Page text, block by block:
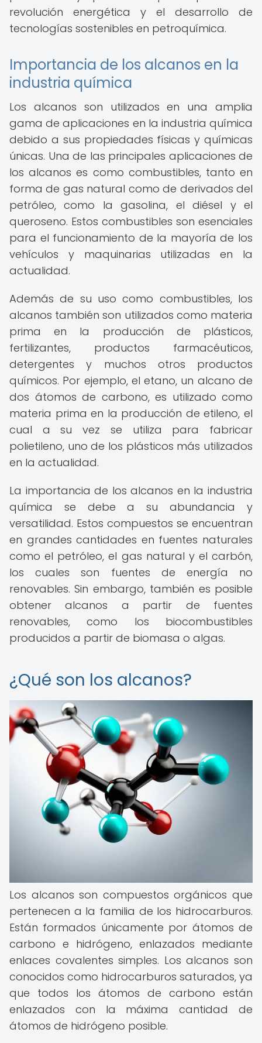
revolución energética y el desarrollo de
tecnologías sostenibles en petroquímica.
Importancia de los alcanos en la
industria química
Los alcanos son utilizados en una amplia
gama de aplicaciones en la industria química
debido a sus propiedades físicas y químicas
únicas. Una de las principales aplicaciones de
los alcanos es como combustibles, tanto en
forma de gas natural como de derivados del
petróleo, como la gasolina, el diésel y el
queroseno. Estos combustibles son esenciales
para el funcionamiento de la mayoría de los
vehículos y maquinarias utilizadas en la
actualidad.
Además de su uso como combustibles, los
alcanos también son utilizados como materia
prima en la producción de plásticos,
fertilizantes, productos farmacéuticos,
detergentes y muchos otros productos
químicos. Por ejemplo, el etano, un alcano de
dos átomos de carbono, es utilizado como
materia prima en la producción de etileno, el
cual a su vez se utiliza para fabricar
polietileno, uno de los plásticos más utilizados
en la actualidad.
La importancia de los alcanos en la industria
química se debe a su abundancia y
versatilidad. Estos compuestos se encuentran
en grandes cantidades en fuentes naturales
como el petróleo, el gas natural y el carbón,
los cuales son fuentes de energía no
renovables. Sin embargo, también es posible
obtener alcanos a partir de fuentes
renovables, como los biocombustibles
producidos a partir de biomasa o algas.
¿Qué son los alcanos?
Los alcanos son compuestos orgánicos que
pertenecen a la familia de los hidrocarburos.
Están formados únicamente por átomos de
carbono e hidrógeno, enlazados mediante
enlaces covalentes simples. Los alcanos son
conocidos como hidrocarburos saturados, ya
que todos los átomos de carbono están
enlazados con la máxima cantidad de
átomos de hidrógeno posible.